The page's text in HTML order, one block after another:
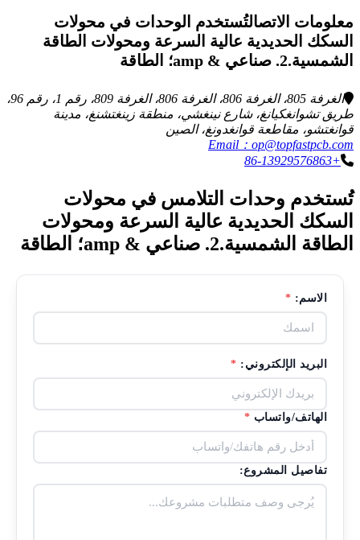
معلومات الاتصالتُستخدم الوحدات في محولات
السكك الحديدية عالية السرعة ومحولات الطاقة
الشمسية.2. صناعي & amp؛ الطاقة
الغرفة 805، الغرفة 806، الغرفة 806، الغرفة 809، رقم 1، رقم 96،
طريق تشوانغكيانغ، شارع نينغشي، منطقة زينغتشنغ، مدينة
قوانغتشو، مقاطعة قوانغدونغ، الصين
Email：op@topfastpcb.com
+86-13929576863
تُستخدم وحدات التلامس في محولات
السكك الحديدية عالية السرعة ومحولات
الطاقة الشمسية.2. صناعي & amp؛ الطاقة
الاسم: *
البريد الإلكتروني: *
الهاتف/واتساب *
تفاصيل المشروع: